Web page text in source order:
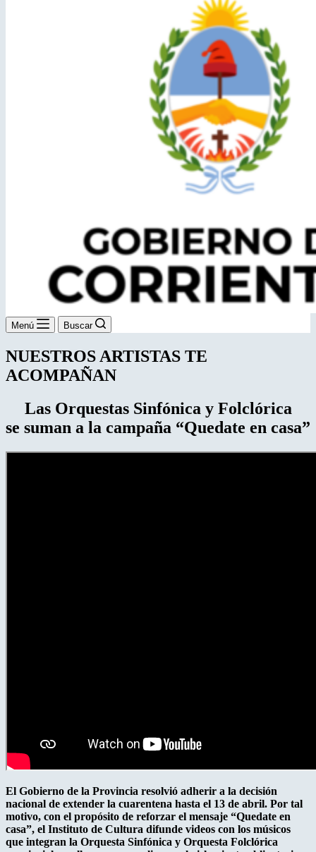
Menú Buscar
NUESTROS ARTISTAS TE
ACOMPAÑAN
Las Orquestas Sinfónica y Folclórica
se suman a la campaña “Quedate en casa”
El Gobierno de la Provincia resolvió adherir a la decisión
nacional de extender la cuarentena hasta el 13 de abril. Por tal
motivo, con el propósito de reforzar el mensaje “Quedate en
casa”, el Instituto de Cultura difunde videos con los músicos
que integran la Orquesta Sinfónica y Orquesta Folclórica